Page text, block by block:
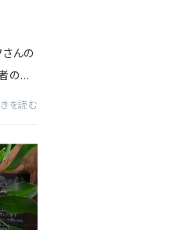
んの
の方
を読む